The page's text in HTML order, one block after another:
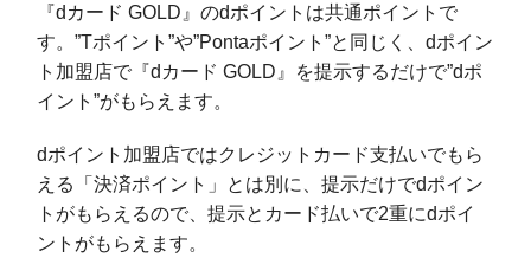
『dカード GOLD』のdポイントは共通ポイントで
す。”Tポイント”や”Pontaポイント”と同じく、dポイン
ト加盟店で『dカード GOLD』を提示するだけで”dポ
イント”がもらえます。
dポイント加盟店ではクレジットカード支払いでもら
える「決済ポイント」とは別に、提示だけでdポイン
トがもらえるので、提示とカード払いで2重にdポイ
ントがもらえます。